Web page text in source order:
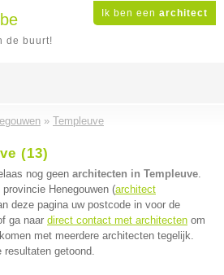
Ik ben een architect
de buurt!
» Templeuve
(13)
nog geen architecten in Templeuve.
Henegouwen (architect
deze pagina uw postcode in voor de
ga naar direct contact met architecten om
met meerdere architecten tegelijk.
resultaten getoond.